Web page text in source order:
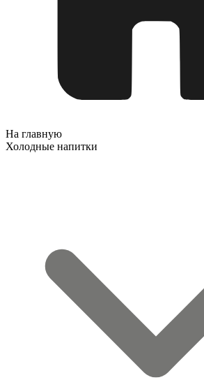
На главную
Холодные напитки